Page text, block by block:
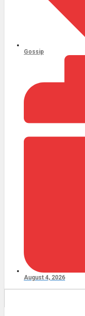
Gossip
August 4, 2026